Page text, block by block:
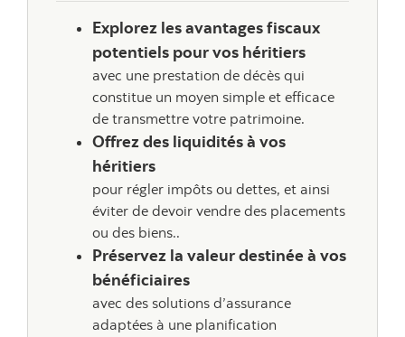
Explorez les avantages fiscaux
potentiels pour vos héritiers
avec une prestation de décès qui
constitue un moyen simple et efficace
de transmettre votre patrimoine.
Offrez des liquidités à vos
héritiers
pour régler impôts ou dettes, et ainsi
éviter de devoir vendre des placements
ou des biens..
Préservez la valeur destinée à vos
bénéficiaires
avec des solutions d’assurance
adaptées à une planification